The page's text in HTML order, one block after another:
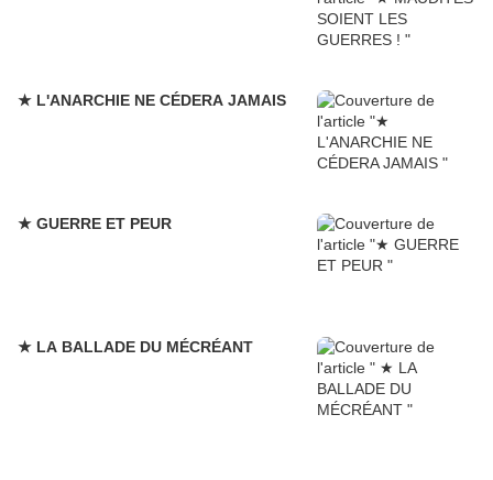
★ L'ANARCHIE NE CÉDERA JAMAIS
★ GUERRE ET PEUR
★ LA BALLADE DU MÉCRÉANT